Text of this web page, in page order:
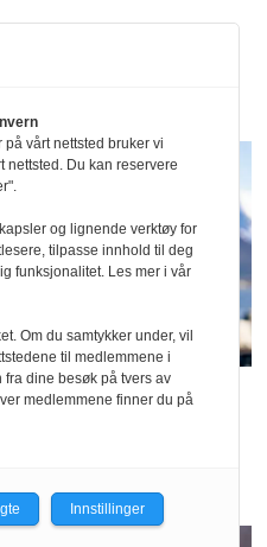
Norway Cup blir
leder
og Romsdal har
kompetanse.
vårt nettsted bruker vi
nettsted. Du kan reservere
og lignende verktøy for
tilpasse innhold til deg
funksjonalitet. Les mer i vår
Om du samtykker under, vil
til medlemmene i
dine besøk på tvers av
medlemmene finner du på
Innstillinger